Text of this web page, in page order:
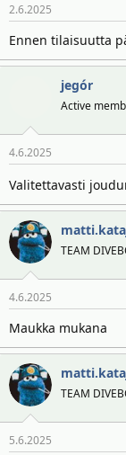
2.6.2025
Ennen tilaisuutta
jegór
Active
4.6.2025
Valitettavasti
TEAM
4.6.2025
Maukka mukana
TEAM
5.6.2025